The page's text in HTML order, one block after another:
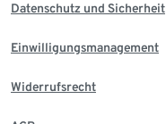
Datenschutz und Sicherheit
Einwilligungsmanagement
Widerrufsrecht